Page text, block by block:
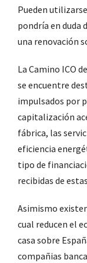
Pueden
pondrí­a en duda
una renovación
La Camino ICO
se encuentre
impulsados ​​por
capitalización
fábrica, las
eficiencia
tipo de
recibidas de
Asimismo
cual reducen el
casa sobre
compañias